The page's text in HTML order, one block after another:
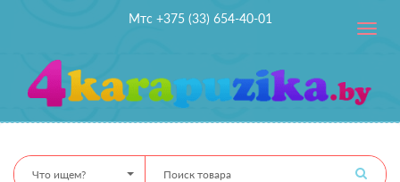
Мтс +375 (33) 654-40-01
Toggle
Что ищем?